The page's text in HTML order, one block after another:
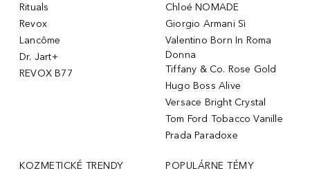
Rituals
Revox
Lancôme
Dr. Jart+
REVOX B77
Chloé NOMADE
Giorgio Armani Sì
Valentino Born In Roma
Donna
Tiffany & Co. Rose Gold
Hugo Boss Alive
Versace Bright Crystal
Tom Ford Tobacco Vanille
Prada Paradoxe
KOZMETICKÉ TRENDY POPULÁRNE TÉMY